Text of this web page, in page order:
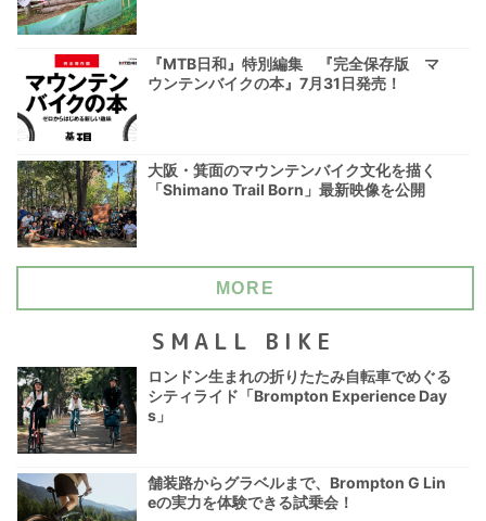
『MTB日和』特別編集 『完全保存版 マ
ウンテンバイクの本』7月31日発売！
大阪・箕面のマウンテンバイク文化を描く
「Shimano Trail Born」最新映像を公開
MORE
SMALL BIKE
ロンドン生まれの折りたたみ自転車でめぐる
シティライド「Brompton Experience Day
s」
舗装路からグラベルまで、Brompton G Lin
eの実力を体験できる試乗会！